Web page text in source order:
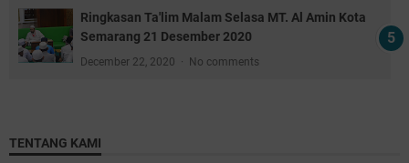
Ringkasan Ta'lim Malam Selasa MT. Al Amin Kota
Semarang 21 Desember 2020
December 22, 2020 No comments
TENTANG KAMI